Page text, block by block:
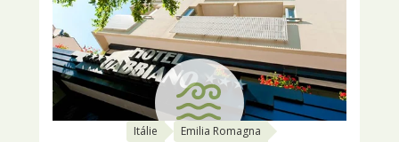
Itálie Emilia Romagna